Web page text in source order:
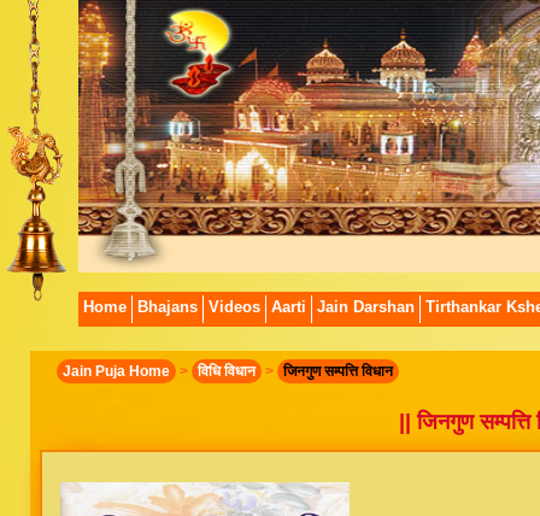
Home Bhajans Videos Aarti Jain Darshan Tirthankar
Jain Puja Home > विधि विधान > जिनगुण सम्पत्ति विधान
|| जिनगुण